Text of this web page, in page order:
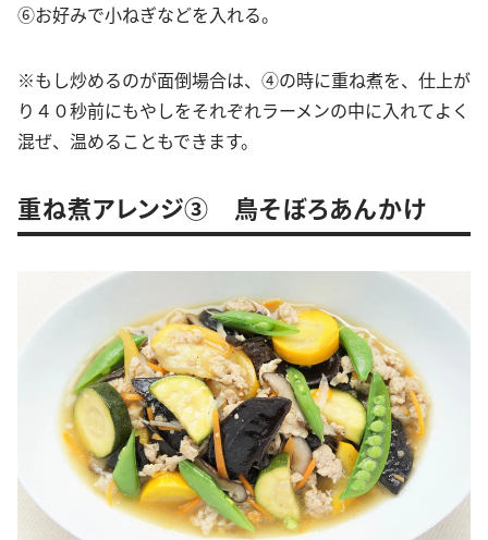
⑥お好みで小ねぎなどを入れる。
※もし炒めるのが面倒場合は、④の時に重ね煮を、仕上が
り４０秒前にもやしをそれぞれラーメンの中に入れてよく
混ぜ、温めることもできます。
重ね煮アレンジ③ 鳥そぼろあんかけ